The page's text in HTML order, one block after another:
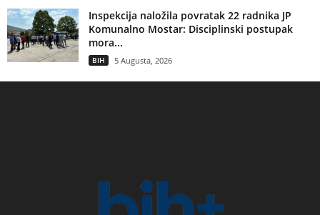
Inspekcija naložila povratak 22 radnika JP
Komunalno Mostar: Disciplinski postupak
mora...
BIH 5 Augusta, 2026